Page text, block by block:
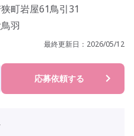
町岩屋61鳥引31
羽
最終更新日： 2026/05/12
応募依頼する